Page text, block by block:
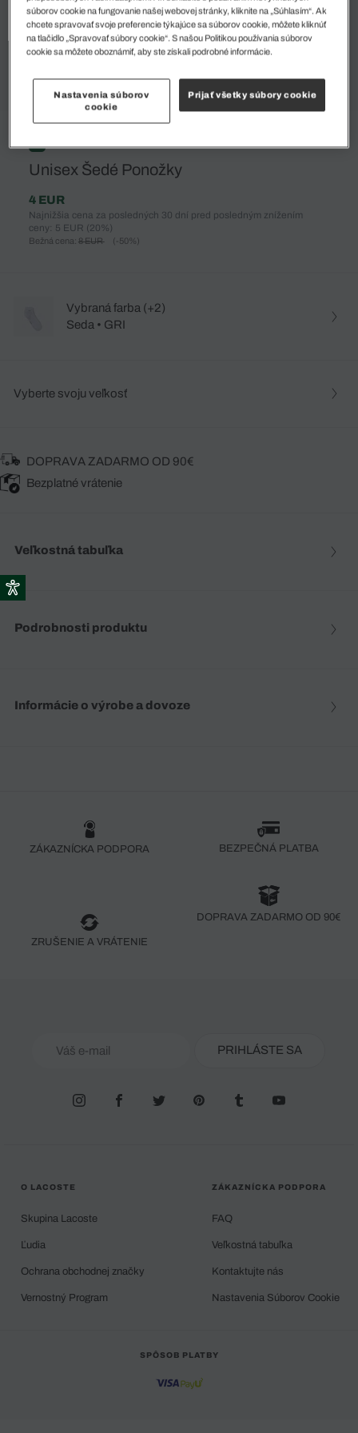
%
Unisex Šedé Ponožky
4 EUR
Najnižšia cena za posledných 30 dní pred posledným znížením
ceny: 5 EUR (20%)
Bežná cena: 8 EUR (-50%)
Vybraná farba (+2)
Seda • GRI
Vyberte svoju veľkosť
DOPRAVA ZADARMO OD 90€
Bezplatné vrátenie
Veľkostná tabuľka
Podrobnosti produktu
Informácie o výrobe a dovoze
ZÁKAZNÍCKA PODPORA BEZPEČNÁ PLATBA
ZRUŠENIE A VRÁTENIE
DOPRAVA ZADARMO OD 90€
PRIHLÁSTE SA
O LACOSTE
Skupina Lacoste
Ľudia
Ochrana obchodnej značky
Vernostný Program
ZÁKAZNÍCKA PODPORA
FAQ
Veľkostná tabuľka
Kontaktujte nás
Nastavenia Súborov Cookie
SPÔSOB PLATBY
súborov cookie na fungovanie našej webovej stránky, kliknite na „Súhlasím“. Ak
chcete spravovať svoje preferencie týkajúce sa súborov cookie, môžete kliknúť
na tlačidlo „Spravovať súbory cookie“. S našou Politikou používania súborov
cookie sa môžete oboznámiť, aby ste získali podrobné informácie.
Nastavenia súborov
cookie
Prijať všetky súbory cookie